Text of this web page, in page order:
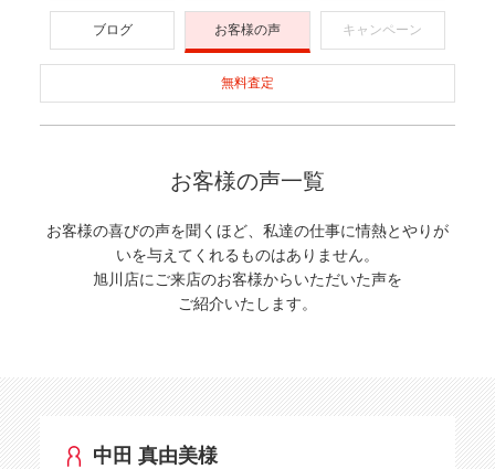
ブログ お客様の声 キャンペーン
無料査定
お客様の声一覧
お客様の喜びの声を聞くほど、私達の仕事に情熱とやりが
いを与えてくれるものはありません。
旭川店にご来店のお客様からいただいた声を
ご紹介いたします。
中田 真由美様